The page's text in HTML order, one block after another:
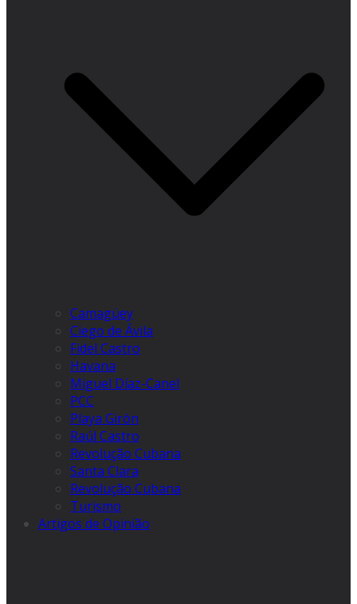
Camagüey
Ciego de Ávila
Fidel Castro
Havana
Miguel Díaz-Canel
PCC
Playa Girón
Raúl Castro
Revolução Cubana
Santa Clara
Revolução Cubana
Turismo
Artigos de Opinião